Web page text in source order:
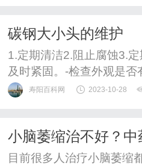
碳钢大小头的维护
1.定期清洁2.阻止腐蚀3.
及时紧固。-检查外观是
寿阳百科网 2023-10-28
小脑萎缩治不好？
目前很多人治疗小脑萎缩